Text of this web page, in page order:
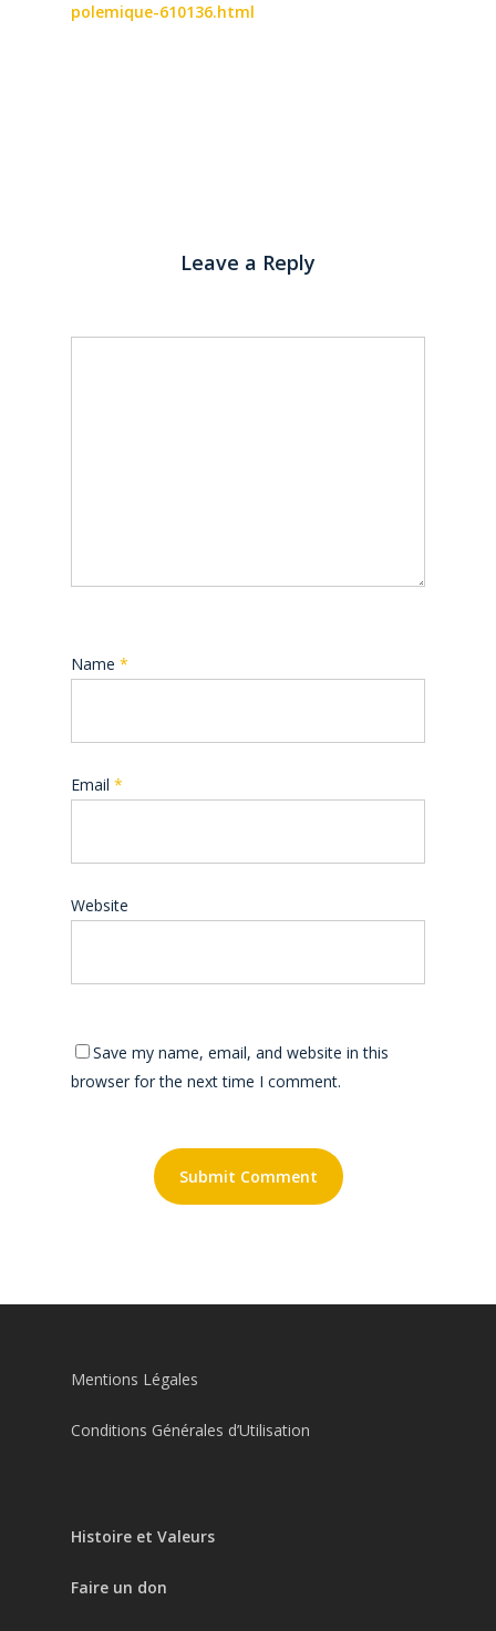
polemique-610136.html
Leave a Reply
Name *
Email *
Website
Save my name, email, and website in this
browser for the next time I comment.
Mentions Légales
Conditions Générales d’Utilisation
Histoire et Valeurs
Faire un don